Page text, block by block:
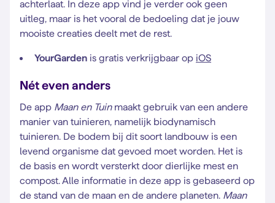
achterlaat. In deze app vind je verder ook geen
uitleg, maar is het vooral de bedoeling dat je jouw
mooiste creaties deelt met de rest.
YourGarden is gratis verkrijgbaar op iOS
Nét even anders
De app Maan en Tuinmaakt gebruik van een andere
manier van tuinieren, namelijk biodynamisch
tuinieren. De bodem bij dit soort landbouw is een
levend organisme dat gevoed moet worden. Het is
de basis en wordt versterkt door dierlijke mest en
compost. Alle informatie in deze app is gebaseerd op
de stand van de maan en de andere planeten. Maan